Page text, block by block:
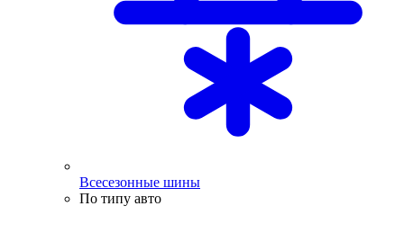
Всесезонные шины
По типу авто